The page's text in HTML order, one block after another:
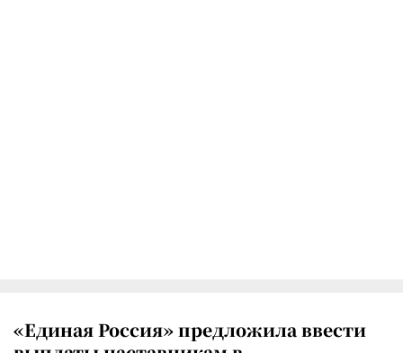
«Единая Россия» предложила ввести